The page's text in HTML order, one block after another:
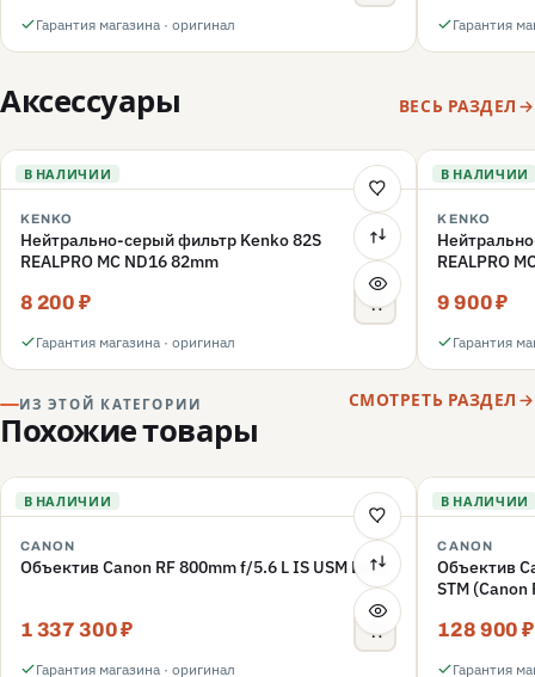
Гарантия магазина · оригинал Гарантия
Аксессуары ВЕСЬ РАЗДЕЛ
В НАЛИЧИИ
KENKO
Нейтрально-серый фильтр Kenko 82S
REALPRO MC ND16 82mm
8 200 ₽
Гарантия магазина · оригинал
В НАЛИЧИИ
KENKO
REALPRO
9 900 ₽
Гарантия
ИЗ ЭТОЙ КАТЕГОРИИ
Похожие товары
СМОТРЕТЬ РАЗДЕЛ
В НАЛИЧИИ
CANON
Объектив Canon RF 800mm f/5.6 L IS USM Lens
1 337 300 ₽
Гарантия магазина · оригинал
В НАЛИЧИИ
CANON
Объектив
STM (Canon
128 900 ₽
Гарантия